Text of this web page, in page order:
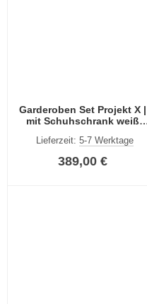
Garderoben Set Projekt X |
mit Schuhschrank weiß
Lieferzeit: 5-7 Werktage
389,00 €